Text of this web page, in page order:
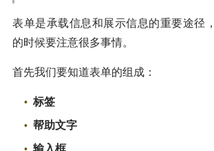
表单是承载信息和展示信息的重要途径
的时候要注意很多事情。
首先我们要知道表单的组成：
标签
帮助文字
输入框